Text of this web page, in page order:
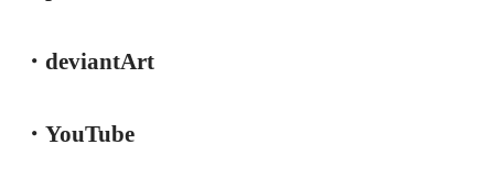
・deviantArt
・YouTube